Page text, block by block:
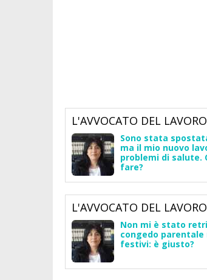
L'AVVOCATO DEL LAVORO
Sono stata
ma il mio nuovo
problemi di salute.
fare?
L'AVVOCATO DEL LAVORO
Non mi è stato
congedo parentale
festivi: è giusto?